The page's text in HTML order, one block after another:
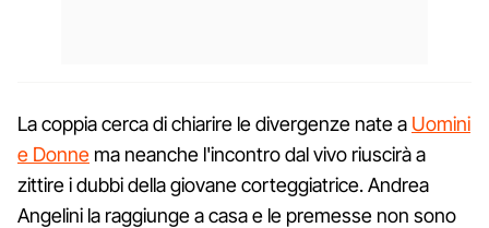
La coppia cerca di chiarire le divergenze nate a Uomini
e Donne ma neanche l'incontro dal vivo riuscirà a
zittire i dubbi della giovane corteggiatrice. Andrea
Angelini la raggiunge a casa e le premesse non sono